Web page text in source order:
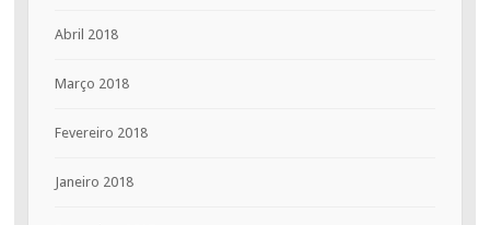
Abril 2018
Março 2018
Fevereiro 2018
Janeiro 2018